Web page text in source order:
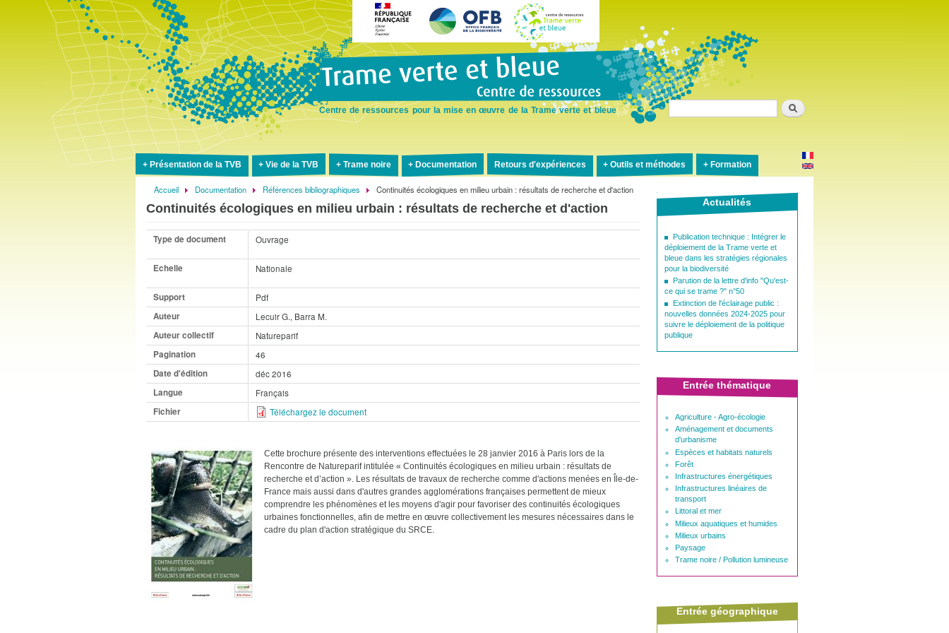
au
contenu
Centre de ressources pour la mise en œuvre de la Trame verte et bleue
Présentation de la TVB Vie de la TVB Trame noire Documentation Retours d'expériences Outils et méthodes Formation
Fil
d'Ariane
Accueil Documentation Références bibliographiques Continuités écologiques en milieu urbain : résultats de recherche et d'action
Continuités écologiques en milieu urbain : résultats de recherche et d'action
Type de document Ouvrage
Echelle Nationale
Support
Pdf
Auteur
Lecuir G., Barra M.
Auteur collectif
Natureparif
Pagination
46
Date d'édition
déc 2016
Langue
Français
Fichier
Téléchargez le document
Cette brochure présente des interventions effectuées le 28 janvier 2016 à Paris lors de la
Rencontre de Natureparif intitulée « Continuités écologiques en milieu urbain : résultats de
recherche et d’action ». Les résultats de travaux de recherche comme d'actions menées en Île-de-
France mais aussi dans d'autres grandes agglomérations françaises permettent de mieux
comprendre les phénomènes et les moyens d'agir pour favoriser des continuités écologiques
urbaines fonctionnelles, afin de mettre en œuvre collectivement les mesures nécessaires dans le
cadre du plan d'action stratégique du SRCE.
Actualités
Publication technique : Intégrer le
déploiement de la Trame verte et
bleue dans les stratégies régionales
pour la biodiversité
Parution de la lettre d'info "Qu'est-
ce qui se trame ?" n°50
Extinction de l'éclairage public :
nouvelles données 2024-2025 pour
suivre le déploiement de la politique
publique
Entrée thématique
Agriculture - Agro-écologie
Aménagement et documents
d'urbanisme
Espèces et habitats naturels
Forêt
Infrastructures énergétiques
Infrastructures linéaires de
transport
Littoral et mer
Milieux aquatiques et humides
Milieux urbains
Paysage
Trame noire / Pollution lumineuse
Entrée géographique